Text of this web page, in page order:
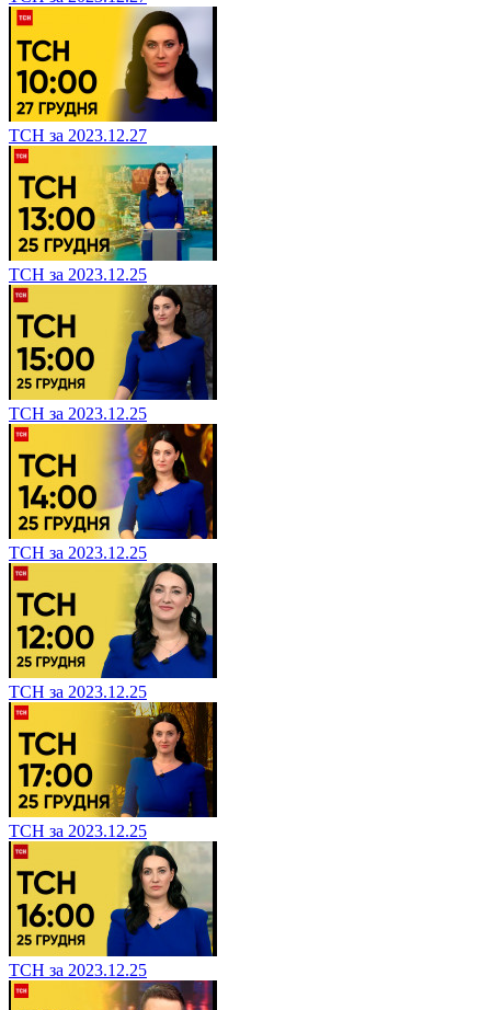
ТСН за 2023.12.27
ТСН за 2023.12.25
ТСН за 2023.12.25
ТСН за 2023.12.25
ТСН за 2023.12.25
ТСН за 2023.12.25
ТСН за 2023.12.25